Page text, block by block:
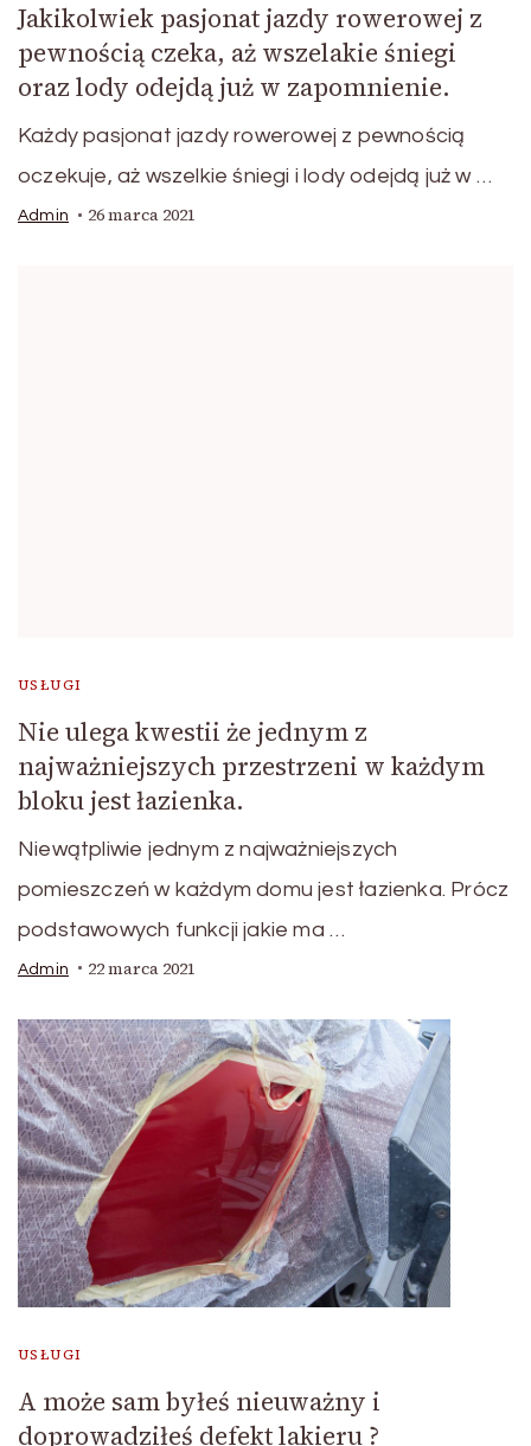
Jakikolwiek pasjonat jazdy rowerowej z
pewnością czeka, aż wszelakie śniegi
oraz lody odejdą już w zapomnienie.
Każdy pasjonat jazdy rowerowej z pewnością
oczekuje, aż wszelkie śniegi i lody odejdą już w …
Admin 26 marca 2021
USŁUGI
Nie ulega kwestii że jednym z
najważniejszych przestrzeni w każdym
bloku jest łazienka.
Niewątpliwie jednym z najważniejszych
pomieszczeń w każdym domu jest łazienka. Prócz
podstawowych funkcji jakie ma …
Admin 22 marca 2021
USŁUGI
A może sam byłeś nieuważny i
doprowadziłeś defekt lakieru ?